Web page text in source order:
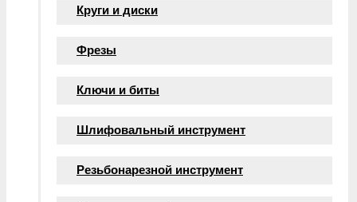
Круги и диски
Фрезы
Ключи и биты
Шлифовальный инструмент
Резьбонарезной инструмент